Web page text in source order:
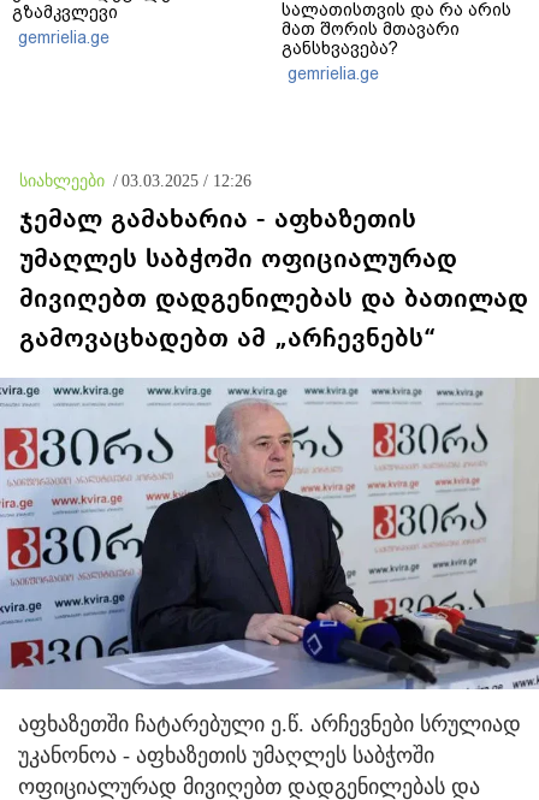
გზამკვლევი
gemrielia.ge
სალათისთვის და რა არის
მათ შორის მთავარი
განსხვავება?
gemrielia.ge
სიახლეები / 03.03.2025 / 12:26
ჯემალ გამახარია - აფხაზეთის
უმაღლეს საბჭოში ოფიციალურად
მივიღებთ დადგენილებას და ბათილად
გამოვაცხადებთ ამ „არჩევნებს“
აფხაზეთში ჩატარებული ე.წ. არჩევნები სრულიად
უკანონოა - აფხაზეთის უმაღლეს საბჭოში
ოფიციალურად მივიღებთ დადგენილებას და